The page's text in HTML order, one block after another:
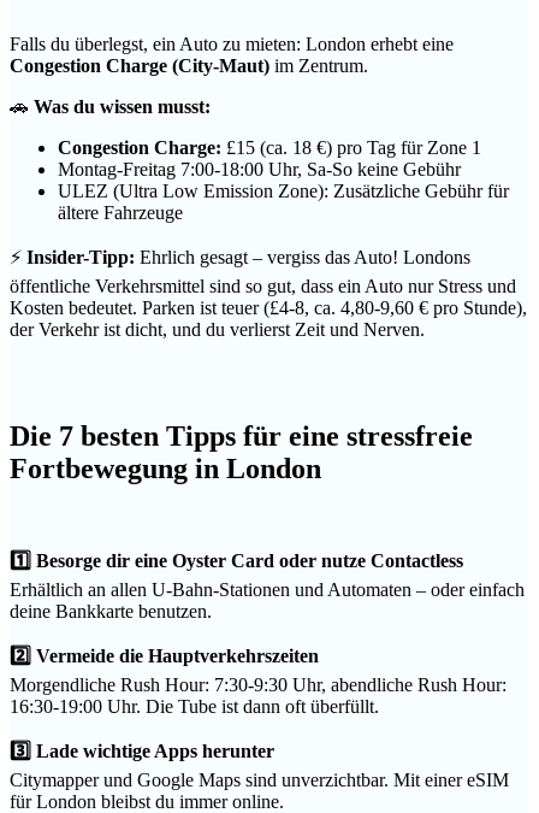
Falls du überlegst, ein Auto zu mieten: London erhebt eine
Congestion Charge (City-Maut) im Zentrum.
🚗 Was du wissen musst:
Congestion Charge: £15 (ca. 18 €) pro Tag für Zone 1
Montag-Freitag 7:00-18:00 Uhr, Sa-So keine Gebühr
ULEZ (Ultra Low Emission Zone): Zusätzliche Gebühr für
ältere Fahrzeuge
⚡ Insider-Tipp: Ehrlich gesagt – vergiss das Auto! Londons
öffentliche Verkehrsmittel sind so gut, dass ein Auto nur Stress und
Kosten bedeutet. Parken ist teuer (£4-8, ca. 4,80-9,60 € pro Stunde),
der Verkehr ist dicht, und du verlierst Zeit und Nerven.
Die 7 besten Tipps für eine stressfreie
Fortbewegung in London
1️⃣ Besorge dir eine Oyster Card oder nutze Contactless
Erhältlich an allen U-Bahn-Stationen und Automaten – oder einfach
deine Bankkarte benutzen.
2️⃣ Vermeide die Hauptverkehrszeiten
Morgendliche Rush Hour: 7:30-9:30 Uhr, abendliche Rush Hour:
16:30-19:00 Uhr. Die Tube ist dann oft überfüllt.
3️⃣ Lade wichtige Apps herunter
Citymapper und Google Maps sind unverzichtbar. Mit einer eSIM
für London bleibst du immer online.